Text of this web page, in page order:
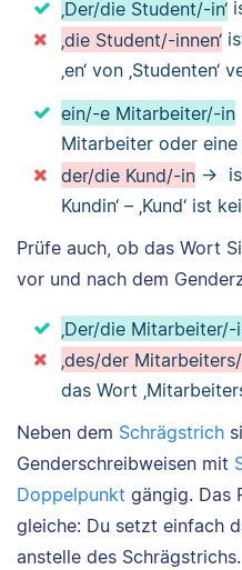
‚Der/die Student/-in‘
‚die Student/-innen‘
‚en‘ von
ein/-e Mitarbeiter/-in
Mitarbeiter oder eine
der/die Kund/-in →
Kundin‘ – ‚Kund‘ ist
Prüfe auch, ob das Wort
vor und nach dem
‚Der/die Mitarbeiter/-
‚des/der
das Wort
Neben dem Schrägstrich
Genderschreibweisen mit
Doppelpunkt gängig. Das
gleiche: Du setzt einfach
anstelle des Schrägstrichs.